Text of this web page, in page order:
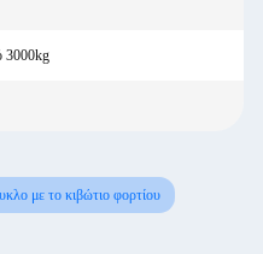
3000kg
με το κιβώτιο φορτίου